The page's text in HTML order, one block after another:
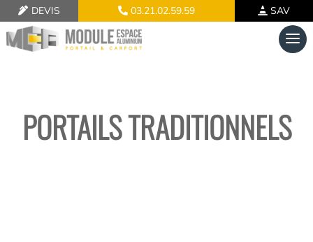
DEVIS 03.21.02.59.59 SAV
PORTAILS TRADITIONNELS